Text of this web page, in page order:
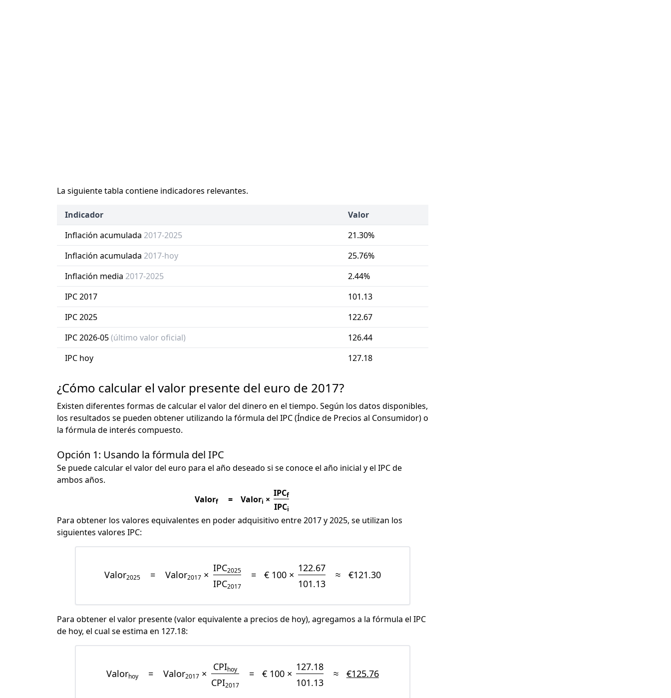
La siguiente tabla contiene indicadores relevantes.
Indicador
Valor
Inflación acumulada 2017-2025
21.30%
Inflación acumulada 2017-hoy
25.76%
Inflación media 2017-2025
2.44%
IPC 2017
101.13
IPC 2025
122.67
IPC 2026-05(último valor oficial)
126.44
IPC hoy
127.18
¿Cómo calcular el valor presente del euro de 2017?
Existen diferentes formas de calcular el valor del dinero en el tiempo. Según los datos disponibles,
los resultados se pueden obtener utilizando la fórmula del IPC (Índice de Precios al Consumidor) o
la fórmula de interés compuesto.
Opción 1: Usando la fórmula del IPC
Se puede calcular el valor del euro para el año deseado si se conoce el año inicial y el IPC de
ambos años.
Valorf = Valori ×
IPCf
IPCi
Para obtener los valores equivalentes en poder adquisitivo entre 2017 y 2025, se utilizan los
siguientes valores IPC:
Valor2025 = Valor2017 ×
IPC2025
IPC2017
= € 100 ×
122.67
101.13
≈ €121.30
Para obtener el valor presente (valor equivalente a precios de hoy), agregamos a la fórmula el IPC
de hoy, el cual se estima en 127.18:
Valorhoy = Valor2017 ×
CPIhoy
CPI2017
= € 100 ×
127.18
101.13
≈ €125.76